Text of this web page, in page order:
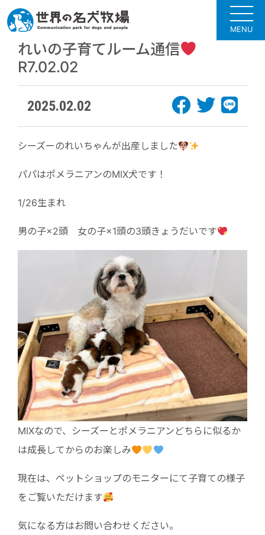
MENU
れいの子育てルーム通信
R7.02.02
2025.02.02
シーズーのれいちゃんが出産しました
パパはポメラニアンのMIX犬です！
1/26生まれ
男の子×2頭 女の子×1頭の3頭きょうだいです
MIXなので、シーズーとポメラニアンどちらに似るか
は成長してからのお楽しみ
現在は、ペットショップのモニターにて子育ての様子
をご覧いただけます
気になる方はお問い合わせください。